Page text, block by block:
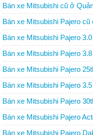
Bán xe Mitsubishi cũ ở
Bán xe Mitsubishi Pajero cũ
Bán xe Mitsubishi Pajero
Bán xe Mitsubishi Pajero
Bán xe Mitsubishi Pajero
Bán xe Mitsubishi Pajero
Bán xe Mitsubishi Pajero
Bán xe Mitsubishi Pajero
Bán xe Mitsubishi Pajero